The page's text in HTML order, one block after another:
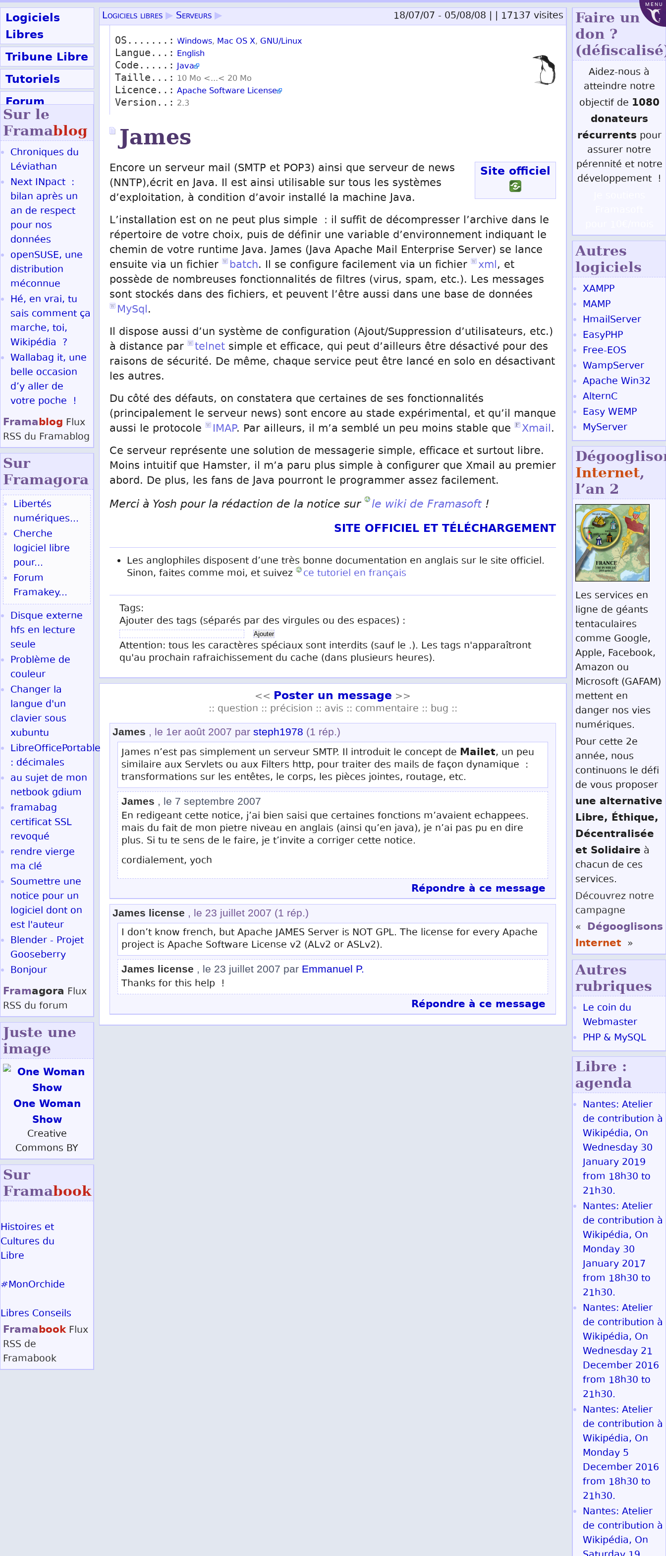
MENU
Logiciels
Libres
Tribune Libre
Tutoriels
Forum
Participer
Logiciels libres ▶ Serveurs ▶ 18/07/07 - 05/08/08 | | 17137 visites
OS.......: Windows, Mac OS X, GNU/Linux
Langue...: English
Code.....: Java
Taille...: 10 Mo <...< 20 Mo
Licence..: Apache Software License
Version..: 2.3
James
Site officiel
Encore un serveur mail (SMTP et POP3) ainsi que serveur de news
(NNTP),écrit en Java. Il est ainsi utilisable sur tous les systèmes
d’exploitation, à condition d’avoir installé la machine Java.
L’installation est on ne peut plus simple : il suffit de décompresser l’archive dans le
répertoire de votre choix, puis de définir une variable d’environnement indiquant le
chemin de votre runtime Java. James (Java Apache Mail Enterprise Server) se lance
ensuite via un fichier
batch. Il se configure facilement via un fichier xml, et
possède de nombreuses fonctionnalités de filtres (virus, spam, etc.). Les messages
sont stockés dans des fichiers, et peuvent l’être aussi dans une base de données
MySql.
Il dispose aussi d’un système de configuration (Ajout/Suppression d’utilisateurs, etc.)
à distance par
telnet simple et efficace, qui peut d’ailleurs être désactivé pour des
raisons de sécurité. De même, chaque service peut être lancé en solo en désactivant
les autres.
Du côté des défauts, on constatera que certaines de ses fonctionnalités
(principalement le serveur news) sont encore au stade expérimental, et qu’il manque
aussi le protocole
IMAP. Par ailleurs, il m’a semblé un peu moins stable que Xmail.
Ce serveur représente une solution de messagerie simple, efficace et surtout libre.
Moins intuitif que Hamster, il m’a paru plus simple à configurer que Xmail au premier
abord. De plus, les fans de Java pourront le programmer assez facilement.
Merci à Yosh pour la rédaction de la notice sur
le wiki de Framasoft!
SITE OFFICIEL ET TÉLÉCHARGEMENT
Les anglophiles disposent d’une très bonne documentation en anglais sur le site officiel.
Sinon, faites comme moi, et suivez
ce tutoriel en français
Tags:
Ajouter des tags (séparés par des virgules ou des espaces) :
Attention: tous les caractères spéciaux sont interdits (sauf le .). Les tags n'apparaîtront
qu'au prochain rafraichissement du cache (dans plusieurs heures).
<< Poster un message >>
:: question :: précision :: avis :: commentaire :: bug ::
James , le 1er août 2007 par steph1978 (1 rép.)
James n’est pas simplement un serveur SMTP. Il introduit le concept de Mailet, un peu
similaire aux Servlets ou aux Filters http, pour traiter des mails de façon dynamique :
transformations sur les entêtes, le corps, les pièces jointes, routage, etc.
James , le 7 septembre 2007
En redigeant cette notice, j’ai bien saisi que certaines fonctions m’avaient echappees.
mais du fait de mon pietre niveau en anglais (ainsi qu’en java), je n’ai pas pu en dire
plus. Si tu te sens de le faire, je t’invite a corriger cette notice.
cordialement, yoch
Répondre à ce message
James license , le 23 juillet 2007 (1 rép.)
I don’t know french, but Apache JAMES Server is NOT GPL. The license for every Apache
project is Apache Software License v2 (ALv2 or ASLv2).
James license , le 23 juillet 2007 par Emmanuel P.
Thanks for this help !
Répondre à ce message
Faire un
don ?
Aidez-nous à
atteindre notre
objectif de 1080
donateurs
récurrents pour
assurer notre
pérennité et notre
développement !
Autres
logiciels
XAMPP
MAMP
HmailServer
EasyPHP
Free-EOS
WampServer
Apache Win32
AlternC
Easy WEMP
MyServer
Internet,
l’an 2
Les services en
ligne de géants
tentaculaires
comme Google,
Apple, Facebook,
Amazon ou
Microsoft (GAFAM)
mettent en
danger nos vies
numériques.
Pour cette 2e
année, nous
continuons le défi
de vous proposer
une alternative
Libre, Éthique,
Décentralisée
et Solidaire à
chacun de ces
services.
Découvrez notre
campagne
« Dégooglisons
Internet »
Autres
rubriques
Le coin du
Webmaster
PHP & MySQL
Libre :
agenda
Nantes: Atelier
de contribution à
Wikipédia, On
Wednesday 30
January 2019
from 18h30 to
21h30.
Nantes: Atelier
de contribution à
Wikipédia, On
Monday 30
January 2017
from 18h30 to
21h30.
Nantes: Atelier
de contribution à
Wikipédia, On
Wednesday 21
December 2016
from 18h30 to
21h30.
Nantes: Atelier
de contribution à
Wikipédia, On
Monday 5
December 2016
from 18h30 to
21h30.
Nantes: Atelier
de contribution à
Wikipédia, On
Sur le
Framablog
Chroniques du
Léviathan
Next INpact :
bilan après un
an de respect
pour nos
données
openSUSE, une
distribution
méconnue
Hé, en vrai, tu
sais comment ça
marche, toi,
Wikipédia ?
Wallabag it, une
belle occasion
d’y aller de
votre poche !
Framablog Flux
RSS du Framablog
Sur
Framagora
Libertés
numériques...
Cherche
logiciel libre
pour...
Forum
Framakey...
Disque externe
hfs en lecture
seule
Problème de
couleur
Changer la
langue d'un
clavier sous
xubuntu
LibreOfficePortable
: décimales
au sujet de mon
netbook gdium
framabag
certificat SSL
revoqué
rendre vierge
ma clé
Soumettre une
notice pour un
logiciel dont on
est l'auteur
Blender - Projet
Gooseberry
Bonjour
Framagora Flux
RSS du forum
Juste une
image
One Woman
Show
Creative
Commons BY
Sur
Framabook
Histoires et
Cultures du
Libre
#MonOrchide
Libres Conseils
Framabook Flux
RSS de
Framabook